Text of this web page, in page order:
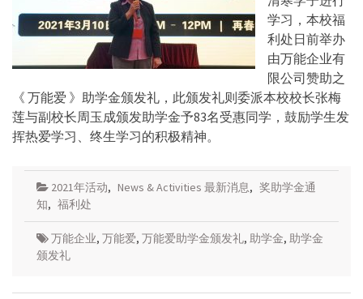
学习，本校福
利处日前举办
由万能企业有
限公司赞助之
《 万能爱 》助学金颁发礼，此颁发礼则委派本校校长张梅
莲与副校长周玉成颁发助学金予83名受惠同学，鼓励学生发
挥热爱学习、终生学习的积极精神。
2021年活动, News & Activities 最新消息, 奖助学金通
知, 福利处
万能企业, 万能爱, 万能爱助学金颁发礼, 助学金, 助学金
颁发礼